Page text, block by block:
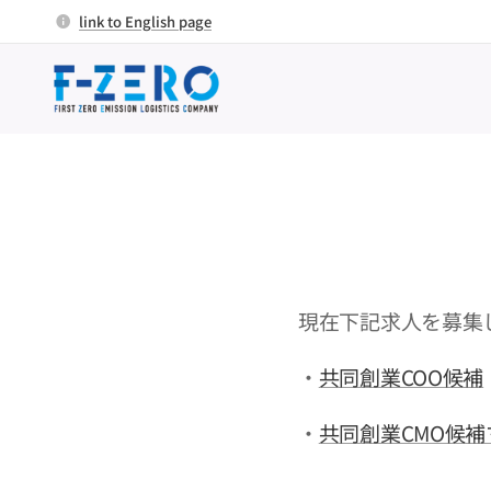
link to English page
現在下記求人を募集
・ 共同創業COO候補
・ 共同創業CMO候